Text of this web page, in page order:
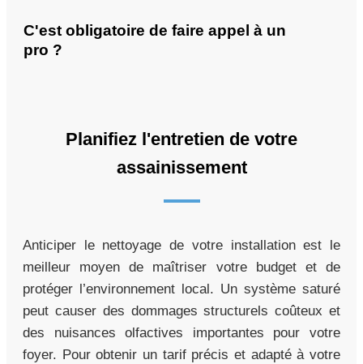
C'est obligatoire de faire appel à un
pro ?
Planifiez l'entretien de votre
assainissement
Anticiper le nettoyage de votre installation est le
meilleur moyen de maîtriser votre budget et de
protéger l’environnement local. Un système saturé
peut causer des dommages structurels coûteux et
des nuisances olfactives importantes pour votre
foyer. Pour obtenir un tarif précis et adapté à votre